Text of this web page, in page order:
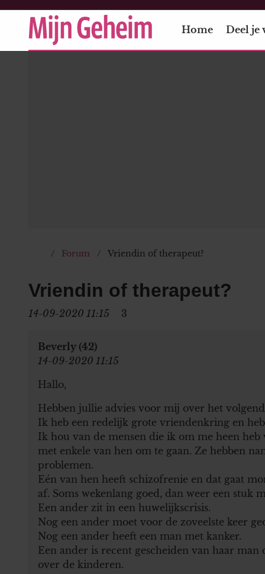
Home Deel je
Forum Vriendin of therapeut?
Vriendin of therapeut?
14-09-2020 11:15 3
Beverly (42)
14-09-2020 11:15
Hallo,
Hebben jullie advies voor mij over het
Ik heb een redelijk grote vriendenkring en
Ik hou van de mensen die ik om me heen
met enkele van hen om te gaan. Ze hebben
problemen.
Eén van hen heeft schizofrenie en dat gaat
af. Soms wekenlang goed, dan weer een stuk
Een ander zit in een huwelijkscrisis.
Nog een ander moet voor de zoveelste keer
Nog een ander heeft een man met kanker.
Een ander is recent gescheiden van haar
over de kinderen.